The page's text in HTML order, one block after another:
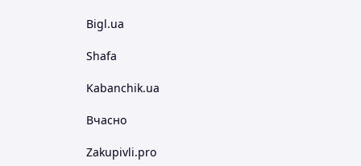
Bigl.ua
Shafa
Kabanchik.ua
Вчасно
Zakupivli.pro